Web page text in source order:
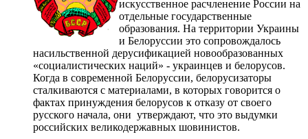
искусственное расчленение России на
отдельные государственные
образования. На территории Украины
и Белоруссии это сопровождалось
насильственной дерусификацией новообразованных
«социалистических наций» - украинцев и белорусов.
Когда в современной Белоруссии, белорусизаторы
сталкиваются с материалами, в которых говорится о
фактах принуждения белорусов к отказу от своего
русского начала, они утверждают, что это выдумки
российских великодержавных шовинистов.